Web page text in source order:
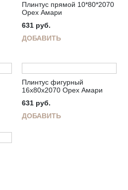
Плинтус прямой 10*80*2070
Орех Амари
631 руб.
ДОБАВИТЬ
Плинтус фигурный
16х80х2070 Орех Амари
631 руб.
ДОБАВИТЬ